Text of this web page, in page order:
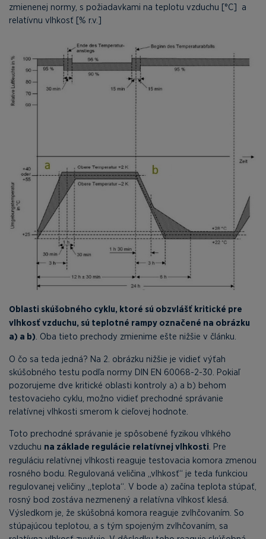
zmienenej normy, s požiadavkami na teplotu vzduchu [°C] a
relatívnu vlhkosť [% r.v.]
Oblasti skúšobného cyklu, ktoré sú obzvlášť kritické pre
vlhkosť vzduchu, sú teplotné rampy označené na obrázku
a) a b) . Oba tieto prechody zmienime ešte nižšie v článku.
O čo sa teda jedná? Na 2. obrázku nižšie je vidieť výťah
skúšobného testu podľa normy DIN EN 60068-2-30. Pokiaľ
pozorujeme dve kritické oblasti kontroly a) a b) behom
testovacieho cyklu, možno vidieť prechodné správanie
relatívnej vlhkosti smerom k cieľovej hodnote.
Toto prechodné správanie je spôsobené fyzikou vlhkého
vzduchu na základe regulácie relatívnej vlhkosti . Pre
reguláciu relatívnej vlhkosti reaguje testovacia komora zmenou
rosného bodu. Regulovaná veličina „vlhkosť“ je teda funkciou
regulovanej veličiny „teplota“. V bode a) začína teplota stúpať,
rosný bod zostáva nezmenený a relatívna vlhkosť klesá.
Výsledkom je, že skúšobná komora reaguje zvlhčovaním. So
stúpajúcou teplotou, a s tým spojeným zvlhčovaním, sa